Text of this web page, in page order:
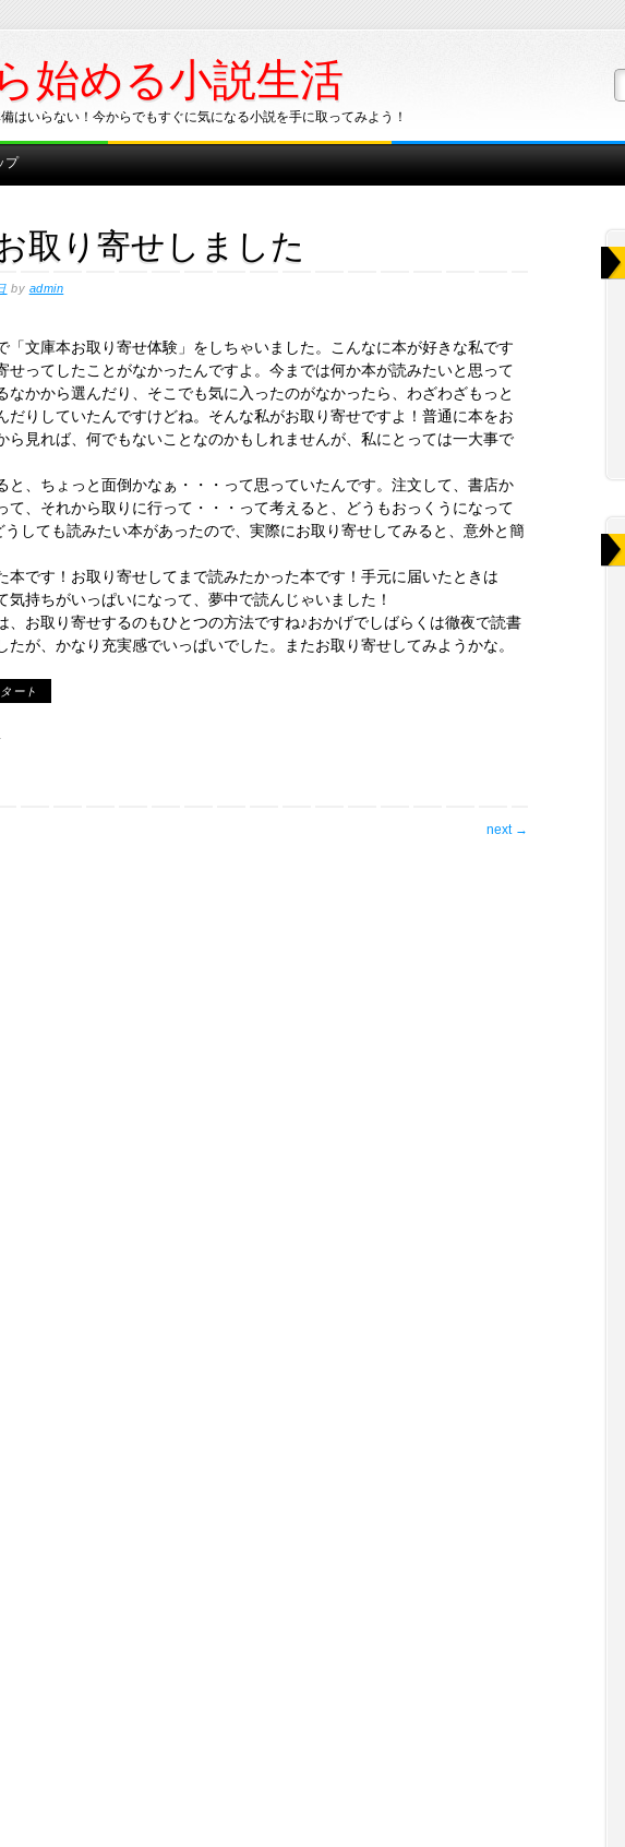
始める小説生活
はいらない！今からでもすぐに気になる小説を手に取ってみよう！
プ
取り寄せしました
by admin
「文庫本お取り寄せ体験」をしちゃいました。こんなに本が好きな私です
せってしたことがなかったんですよ。今までは何か本が読みたいと思って
なかから選んだり、そこでも気に入ったのがなかったら、わざわざもっと
だりしていたんですけどね。そんな私がお取り寄せですよ！普通に本をお
ら見れば、何でもないことなのかもしれませんが、私にとっては一大事で
と、ちょっと面倒かなぁ・・・って思っていたんです。注文して、書店か
て、それから取りに行って・・・って考えると、どうもおっくうになって
うしても読みたい本があったので、実際にお取り寄せしてみると、意外と簡
本です！お取り寄せしてまで読みたかった本です！手元に届いたときは
気持ちがいっぱいになって、夢中で読んじゃいました！
、お取り寄せするのもひとつの方法ですね♪おかげでしばらくは徹夜で読書
たが、かなり充実感でいっぱいでした。またお取り寄せしてみようかな。
ート
next →